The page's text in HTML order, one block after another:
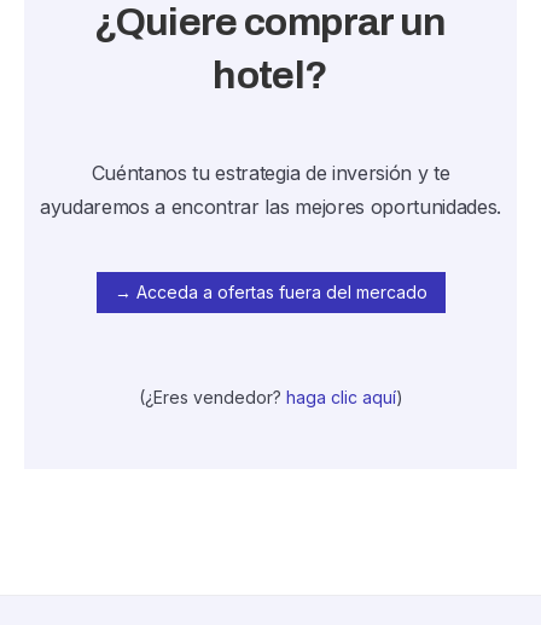
¿Quiere comprar un
hotel?
Cuéntanos tu estrategia de inversión y te
ayudaremos a encontrar las mejores oportunidades.
→ Acceda a ofertas fuera del mercado
(¿Eres vendedor? haga clic aquí)